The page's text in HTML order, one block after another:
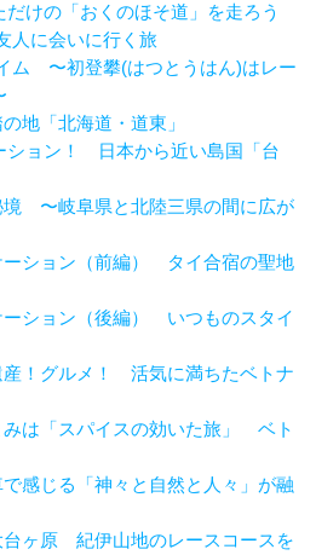
けの「おくのほそ道」を走ろう
に会いに行く旅
ム 〜初登攀(はつとうはん)はレー
地「北海道・道東」
ョン！ 日本から近い島国「台
境 〜岐阜県と北陸三県の間に広が
ーション（前編） タイ合宿の聖地
ーション（後編） いつものスタイ
産！グルメ！ 活気に満ちたベトナ
みは「スパイスの効いた旅」 ベト
感じる「神々と自然と人々」が融
台ヶ原 紀伊山地のレースコースを